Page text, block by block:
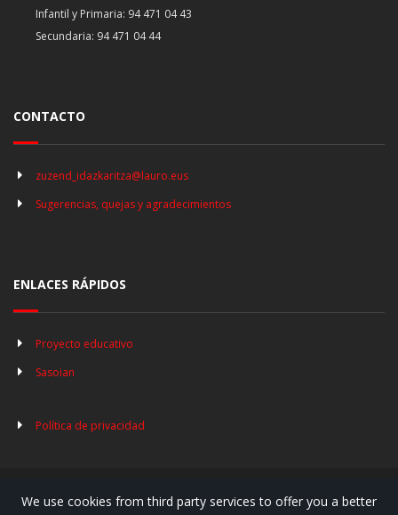
Infantil y Primaria: 94 471 04 43
Secundaria: 94 471 04 44
CONTACTO
zuzend_idazkaritza@lauro.eus
Sugerencias, quejas y agradecimientos
ENLACES RÁPIDOS
Proyecto educativo
Sasoian
Política de privacidad
© Copyright 2019. Lauro Ikastola
We use cookies from third party services to offer you a better